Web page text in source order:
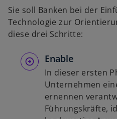
Sie soll Banken bei der
Technologie zur
diese drei Schritte:
Enable
In dieser ersten
Unternehmen
ernennen
Führungskräfte,